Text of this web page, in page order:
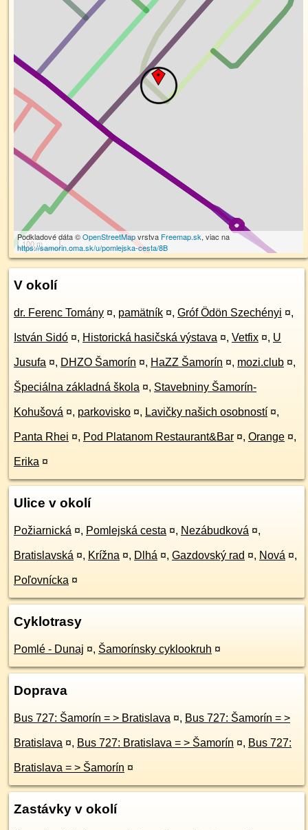
100 m
Podkladové dáta ©OpenStreetMapvrstva Freemap.sk, viac na
https://samorin.oma.sk/u/pomlejska-cesta/8B
V okolí
dr. Ferenc Tomány ¤, pamätník ¤, Gróf Ödön Szechényi ¤,
István Sidó ¤, Historická hasičská výstava ¤, Vetfix ¤, U
Jusufa ¤, DHZO Šamorín ¤, HaZZ Šamorín ¤, mozi.club ¤,
Špeciálna základná škola ¤, Stavebniny Šamorín-
Kohušová ¤, parkovisko ¤, Lavičky našich osobností ¤,
Panta Rhei ¤, Pod Platanom Restaurant&Bar ¤, Orange ¤,
Erika ¤
Ulice v okolí
Požiarnická ¤, Pomlejská cesta ¤, Nezábudková ¤,
Bratislavská ¤, Krížna ¤, Dlhá ¤, Gazdovský rad ¤, Nová ¤,
Poľovnícka ¤
Cyklotrasy
Pomlé - Dunaj ¤, Šamorínsky cyklookruh ¤
Doprava
Bus 727: Šamorín = > Bratislava ¤, Bus 727: Šamorín = >
Bratislava ¤, Bus 727: Bratislava = > Šamorín ¤, Bus 727:
Bratislava = > Šamorín ¤
Zastávky v okolí